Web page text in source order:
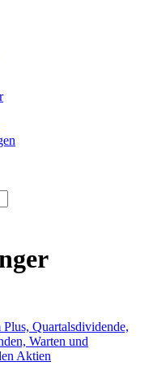
Quartalsdividende,
Warten und
Aktien